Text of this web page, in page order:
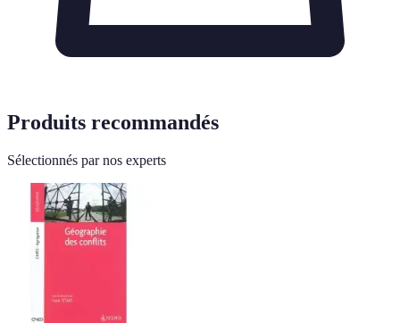
Produits recommandés
Sélectionnés par nos experts